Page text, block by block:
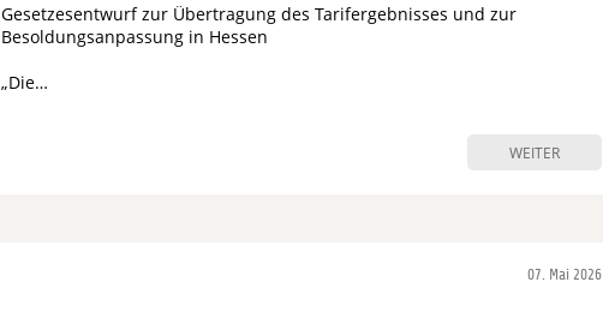
Gesetzesentwurf zur Übertragung des Tarifergebnisses und zur
Besoldungsanpassung in Hessen
„Die…
WEITER
07. Mai 2026